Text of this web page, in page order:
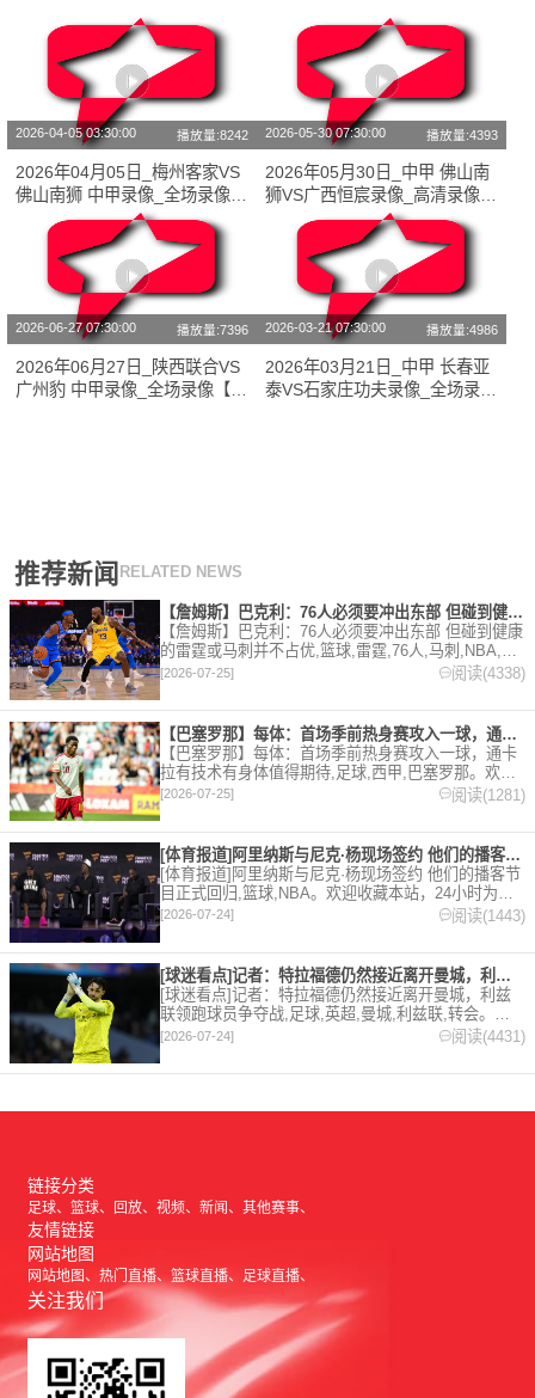
2026-04-05 03:30:00 播放量:8242
2026年04月05日_梅州客家VS
佛山南狮 中甲录像_全场录像
【视频集锦】
2026-05-30 07:30:00 播放量:4393
2026年05月30日_中甲 佛山南
狮VS广西恒宸录像_高清录像
【全场回放】
2026-06-27 07:30:00 播放量:7396
2026年06月27日_陕西联合VS
广州豹 中甲录像_全场录像【视
2026-03-21 07:30:00 播放量:4986
2026年03月21日_中甲 长春亚
泰VS石家庄功夫录像_全场录像
推荐新闻 RELATED NEWS
【詹姆斯】巴克利：76人必须要冲出东部 但碰到健康的雷霆或马
【詹姆斯】巴克利：76人必须要冲出东部 但碰到健康
的雷霆或马刺并不占优,篮球,雷霆,76人,马刺,NBA,詹
姆斯。欢迎收藏本站，24小时为你更新最新的足球，
篮球体育资讯。
[2026-07-25] 阅读(4338)
【巴塞罗那】每体：首场季前热身赛攻入一球，通卡拉有技术有身体
【巴塞罗那】每体：首场季前热身赛攻入一球，通卡
拉有技术有身体值得期待,足球,西甲,巴塞罗那。欢迎
收藏本站，24小时为你更新最新的足球，篮球体育资
讯。
[2026-07-25] 阅读(1281)
[体育报道]阿里纳斯与尼克·杨现场签约 他们的播客节目正式回
[体育报道]阿里纳斯与尼克·杨现场签约 他们的播客节
目正式回归,篮球,NBA。欢迎收藏本站，24小时为你
更新最新的足球，篮球体育资讯。
[2026-07-24] 阅读(1443)
[球迷看点]记者：特拉福德仍然接近离开曼城，利兹联领跑球员争
[球迷看点]记者：特拉福德仍然接近离开曼城，利兹
联领跑球员争夺战,足球,英超,曼城,利兹联,转会。欢
迎收藏本站，24小时为你更新最新的足球，篮球体育
资讯。
[2026-07-24] 阅读(4431)
链接分类
足球 篮球 回放 视频 新闻 其他赛事
友情链接
网站地图
网站地图 热门直播 篮球直播 足球直播
关注我们